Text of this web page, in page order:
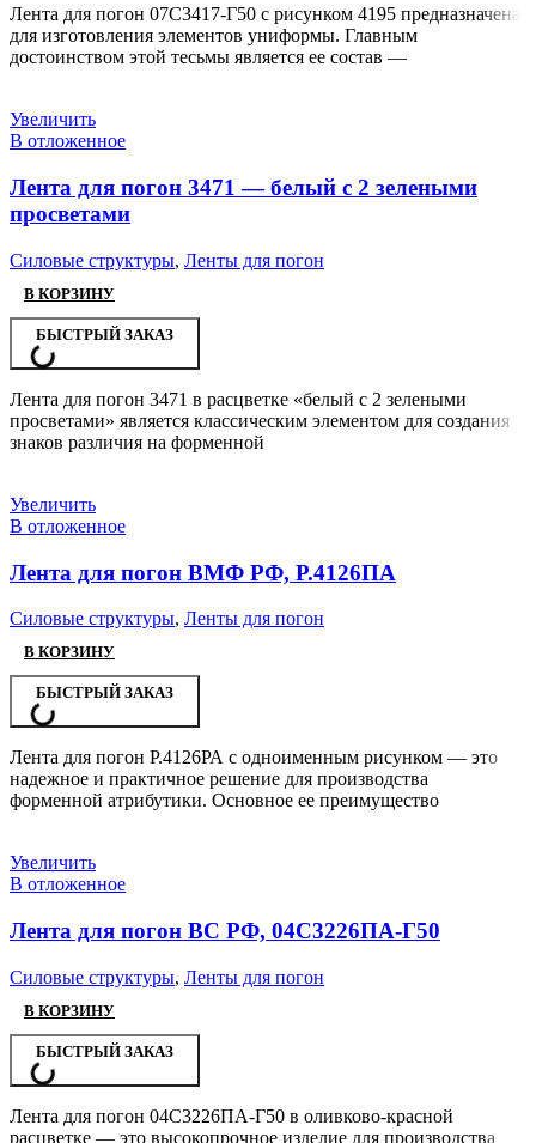
Лента для погон 07С3417-Г50 с рисунком 4195 предназначена
для изготовления элементов униформы. Главным
достоинством этой тесьмы является ее состав —
Увеличить
В отложенное
Лента для погон 3471 — белый с 2 зелеными
просветами
Силовые структуры, Ленты для погон
В КОРЗИНУ
БЫСТРЫЙ ЗАКАЗ
Лента для погон 3471 в расцветке «белый с 2 зелеными
просветами» является классическим элементом для создания
знаков различия на форменной
Увеличить
В отложенное
Лента для погон ВМФ РФ, Р.4126ПА
Силовые структуры, Ленты для погон
В КОРЗИНУ
БЫСТРЫЙ ЗАКАЗ
Лента для погон Р.4126РА с одноименным рисунком — это
надежное и практичное решение для производства
форменной атрибутики. Основное ее преимущество
Увеличить
В отложенное
Лента для погон ВС РФ, 04С3226ПА-Г50
Силовые структуры, Ленты для погон
В КОРЗИНУ
БЫСТРЫЙ ЗАКАЗ
Лента для погон 04С3226ПА-Г50 в оливково-красной
расцветке — это высокопрочное изделие для производства